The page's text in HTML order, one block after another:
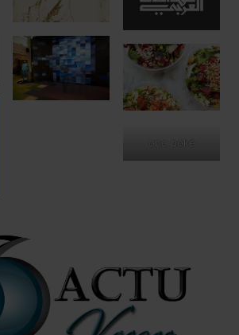
ono poké